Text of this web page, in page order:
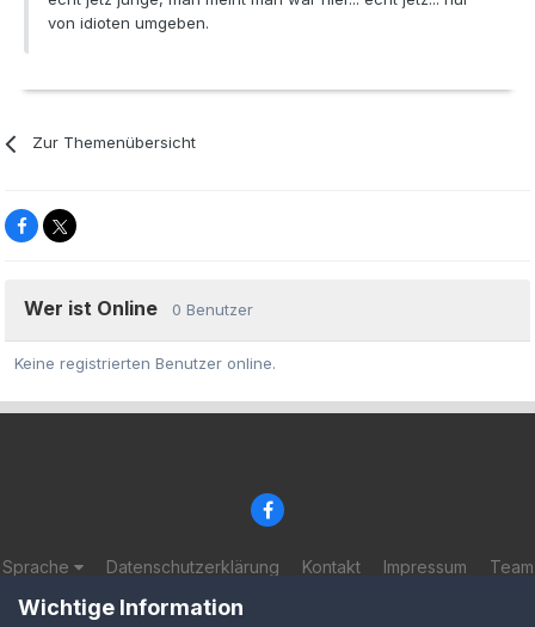
von idioten umgeben.
Zur Themenübersicht
Wer ist Online 0 Benutzer
Keine registrierten Benutzer online.
Sprache Datenschutzerklärung Kontakt Impressum Team
© 2002-2025 BF-Games.net
Powered by Invision Community
Wichtige Information